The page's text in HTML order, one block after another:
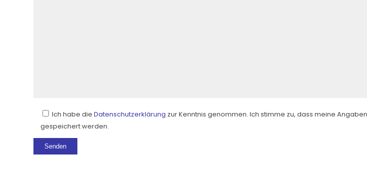
Ich habe die Datenschutzerklärung zur Kenntnis genommen. Ich stimme zu, dass meine
gespeichert werden.